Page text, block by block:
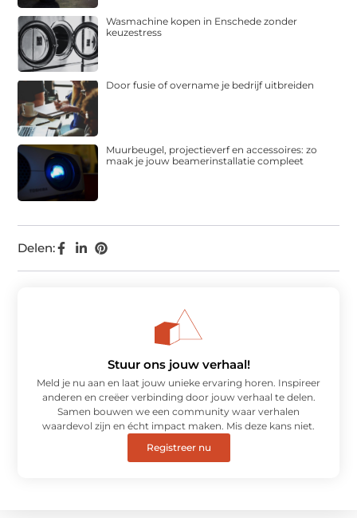
Delen:
Wasmachine kopen in Enschede zonder
keuzestress
Door fusie of overname je bedrijf uitbreiden
Muurbeugel, projectieverf en accessoires: zo
maak je jouw beamerinstallatie compleet
Stuur ons jouw verhaal!
Meld je nu aan en laat jouw unieke ervaring horen. Inspireer
anderen en creëer verbinding door jouw verhaal te delen.
Samen bouwen we een community waar verhalen
waardevol zijn en écht impact maken. Mis deze kans niet.
Registreer nu